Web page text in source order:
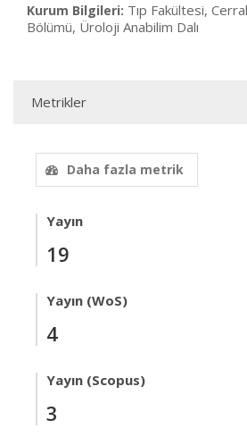
Kurum Bilgileri: Tıp Fakültesi,
Bölümü, Üroloji Anabilim Dalı
Metrikler
Daha fazla metrik
Yayın
19
Yayın (WoS)
4
Yayın (Scopus)
3